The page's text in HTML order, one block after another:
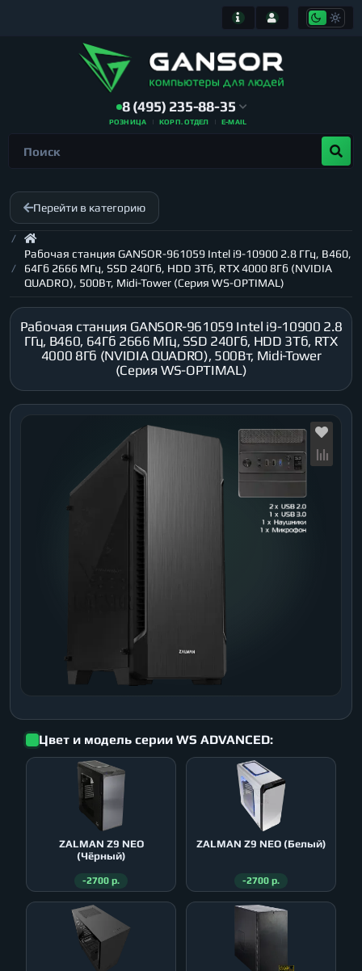
8 (495) 235-88-35
РОЗНИЦА КОРП. ОТДЕЛ E-MAIL
Перейти в категорию
Рабочая станция GANSOR-961059 Intel i9-10900 2.8 ГГц, B460,
64Гб 2666 МГц, SSD 240Гб, HDD 3Тб, RTX 4000 8Гб (NVIDIA
QUADRO), 500Вт, Midi-Tower (Серия WS-OPTIMAL)
Рабочая станция GANSOR-961059 Intel i9-10900 2.8
ГГц, B460, 64Гб 2666 МГц, SSD 240Гб, HDD 3Тб, RTX
4000 8Гб (NVIDIA QUADRO), 500Вт, Midi-Tower
(Серия WS-OPTIMAL)
Цвет и модель серии WS ADVANCED:
ZALMAN Z9 NEO
(Чёрный)
-2700 р.
ZALMAN Z9 NEO (Белый)
-2700 р.